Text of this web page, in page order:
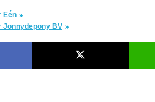
Eén
Jonnydepony BV